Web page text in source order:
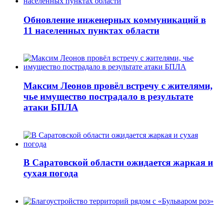
Обновление инженерных коммуникаций в
11 населенных пунктах области
Максим Леонов провёл встречу с жителями,
чье имущество пострадало в результате
атаки БПЛА
В Саратовской области ожидается жаркая и
сухая погода